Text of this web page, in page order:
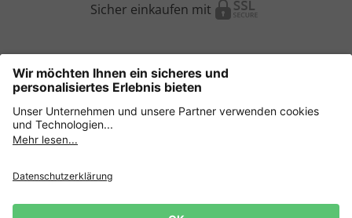
Sicher einkaufen mit
Weitere Onlineshops